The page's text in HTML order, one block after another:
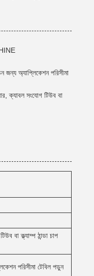
জন্য অ্যাপ্লিকেশন পরিসীমা
ক্যাবল সংযোগ টিউব বা
বা ক্ল্যাম্প ঠান্ডা চাপ
পরিসীমা টেবিল পড়ুন